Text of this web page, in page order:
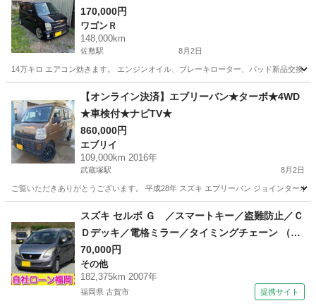
170,000円
ワゴンＲ
148,000km
佐敷駅 8月2日
14万キロ エアコン効きます。 エンジンオイル、ブレーキローター、パッド新品交換
佐敷駅 ワゴンＲ ワゴンR
【オンライン決済】エブリーバン★ターボ★4WD
★車検付★ナビTV★
860,000円
エブリイ
109,000km 2016年
武蔵塚駅 8月2日
ご覧いただきありがとうございます。 平成28年 スズキ エブリーバン ジョインター
武蔵塚駅 エブリイ
スズキ セルボ Ｇ ／スマートキー／盗難防止／Ｃ
Ｄデッキ／電格ミラー／タイミングチェーン （検
10.4）
70,000円
その他
182,375km 2007年
福岡県 古賀市 提携サイト